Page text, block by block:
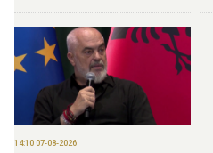
14:10 07-08-2026